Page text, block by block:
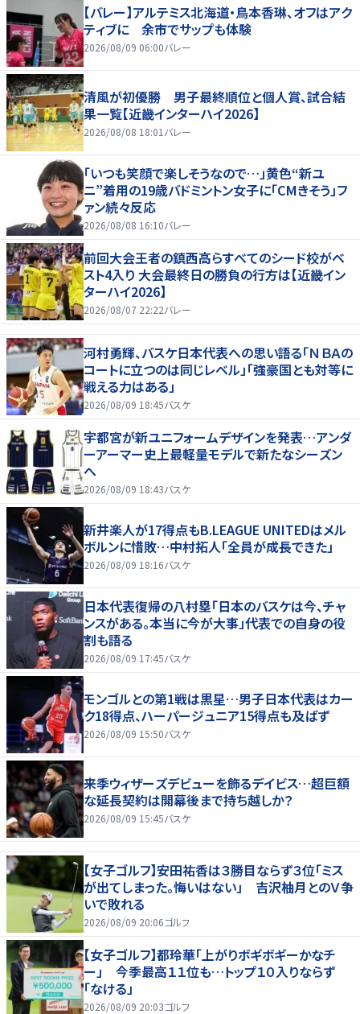
【バレー】アルテミス北海道・鳥本香琳、オフはアク
ティブに 余市でサップも体験
2026/08/09 06:00バレー
清風が初優勝 男子最終順位と個人賞、試合結
果一覧【近畿インターハイ2026】
2026/08/08 18:01 バレー
「いつも笑顔で楽しそうなので…」黄色“新ユ
ニ”着用の19歳バドミントン女子に「CMきそう」フ
ァン続々反応
2026/08/08 16:10バレー
前回大会王者の鎮西高らすべてのシード校がベ
スト4入り 大会最終日の勝負の行方は【近畿イン
ターハイ2026】
2026/08/07 22:22バレー
河村勇輝、バスケ日本代表への思い語る「ＮＢＡの
コートに立つのは同じレベル」「強豪国とも対等に
戦える力はある」
2026/08/09 18:45バスケ
宇都宮が新ユニフォームデザインを発表…アンダ
ーアーマー史上最軽量モデルで新たなシーズン
へ
2026/08/09 18:43バスケ
新井楽人が17得点もB.LEAGUE UNITEDはメル
ボルンに惜敗…中村拓人「全員が成長できた」
2026/08/09 18:16バスケ
日本代表復帰の八村塁「日本のバスケは今、チャ
ンスがある。本当に今が大事」代表での自身の役
割も語る
2026/08/09 17:45バスケ
モンゴルとの第1戦は黒星…男子日本代表はカー
ク18得点、ハーパージュニア15得点も及ばず
2026/08/09 15:50バスケ
来季ウィザーズデビューを飾るデイビス…超巨額
な延長契約は開幕後まで持ち越しか？
2026/08/09 15:45バスケ
【女子ゴルフ】安田祐香は３勝目ならず３位「ミス
が出てしまった。悔いはない」 吉沢柚月とのＶ争
いで敗れる
2026/08/09 20:06ゴルフ
【女子ゴルフ】都玲華「上がりボギボギーかなチ
ー」 今季最高１１位も…トップ１０入りならず
「なける」
2026/08/09 20:03ゴルフ